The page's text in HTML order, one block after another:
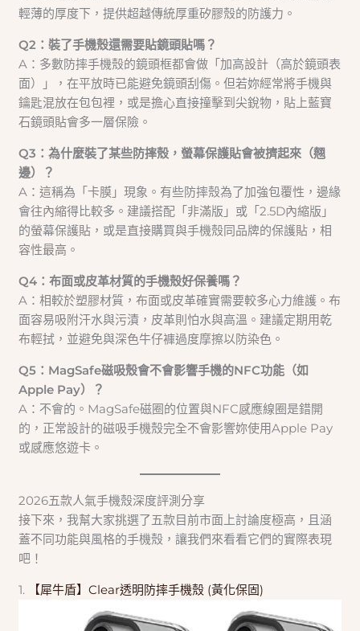
輕薄的厚度下，提供超越傳統厚重矽膠殼的防護力。
Q2：裝了手機殼還需要貼鏡頭貼嗎？
A：多數防摔手機殼的鏡頭框都會做「加高設計（高於鏡頭表
面）」，在平放時已能避免鏡頭刮傷。但若妳經常將手機與
鑰匙混放在包包裡，或是擔心直接撞擊到尖銳物，貼上藍寶
石鏡頭貼會多一層保險。
Q3：為什麼裝了某些防摔殼，螢幕保護貼會被擠起來（翹
邊）？
A：這稱為「卡膜」現象。有些防摔殼為了加強包覆性，邊緣
會往內縮得比較多。建議搭配「非滿版」或「2.5D內縮版」
的螢幕保護貼，或是直接購買與手機殼同品牌的保護貼，相
容性最高。
Q4：布面或皮革材質的手機殼好保養嗎？
A：相較於塑膠材質，布面或皮革確實需要較多心力維護。布
面容易吸附汗水與污漬，皮革則怕水與高溫。建議定期用乾
布輕拭，並避免與深色牛仔褲過度摩擦以防染色。
Q5：MagSafe磁吸殼會不會影響手機的NFC功能（如
Apple Pay）？
A：不會的。MagSafe磁圈的位置與NFC感應線圈是錯開
的，正常設計的磁吸手機殼完全不會影響妳使用Apple Pay
或感應悠遊卡。
2026五款人氣手機殼深度評測分享
接下來，我幫大家挑選了五款目前市面上討論度極高，且涵
蓋不同功能與風格的手機殼，讓我們來看看它們的實際表現
吧！
1. 【犀牛盾】Clear透明防摔手機殼 (黃化保固)